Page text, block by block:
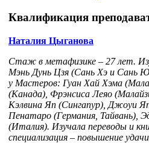
Квалификация
Наталия Цыганова
Стаж в метафизике – 27 лет.
Мэнь Дунь Цзя (Сань Хэ и Сань
у Мастеров: Гуан Хай Хэма
(Канада), Фрэнсиса Леяо
Кэлвина Яп (Сингапур), Джоуи
Пенатаро (Германия, Тайвань),
(Италия). Изучала переводы и
специализация – повышение